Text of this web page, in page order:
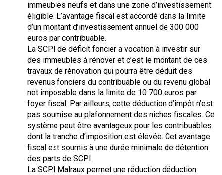
immeubles neufs et dans une zone d’investissement
éligible. L’avantage fiscal est accordé dans la limite
d’un montant d’investissement annuel de 300 000
euros par contribuable.
La SCPI de déficit foncier a vocation à investir sur
des immeubles à rénover et c’est le montant de ces
travaux de rénovation qui pourra être déduit des
revenus fonciers du contribuable ou du revenu global
net imposable dans la limite de 10 700 euros par
foyer fiscal. Par ailleurs, cette déduction d’impôt n’est
pas soumise au plafonnement des niches fiscales. Ce
système peut être avantageux pour les contribuables
dont la tranche d’imposition est élevée. Cet avantage
fiscal est soumis à une durée minimale de détention
des parts de SCPI.
La SCPI Malraux permet une réduction déduction